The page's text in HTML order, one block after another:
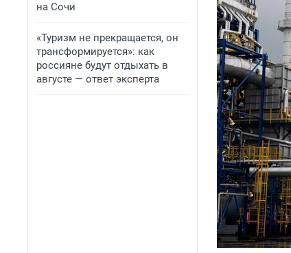
на Сочи
«Туризм не прекращается, он
трансформируется»: как
россияне будут отдыхать в
августе — ответ эксперта